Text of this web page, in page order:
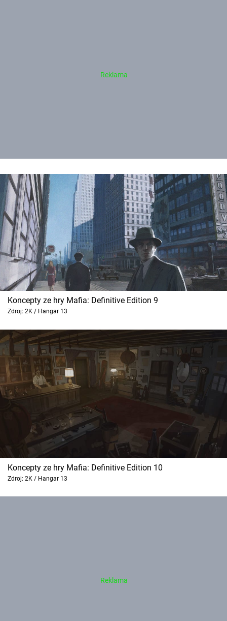
Koncepty ze hry Mafia: Definitive Edition 9
Zdroj: 2K / Hangar 13
Koncepty ze hry Mafia: Definitive Edition 10
Zdroj: 2K / Hangar 13